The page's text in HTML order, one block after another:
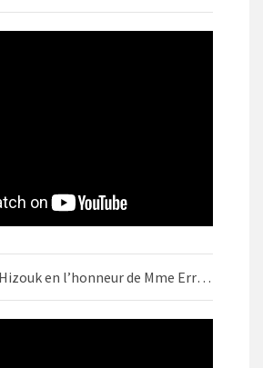
Divré Hizouk en l’honneur de Mme Errera ז״ל Motsaei Chabbat BO 1er Fevrier 2025